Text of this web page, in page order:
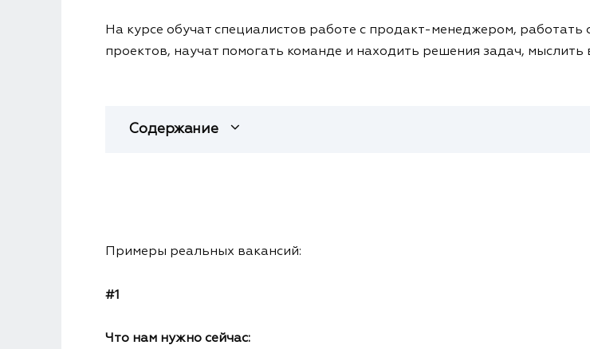
На курсе обучат специалистов работе с продакт-менеджером,
проектов, научат помогать команде и находить решения задач,
Содержание
Примеры реальных вакансий:
#1
Что нам нужно сейчас: